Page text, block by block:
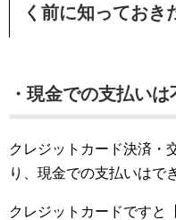
く前に知っておき
・現金での支払い
クレジットカード決済・
り、現金での支払いはで
クレジットカードですと